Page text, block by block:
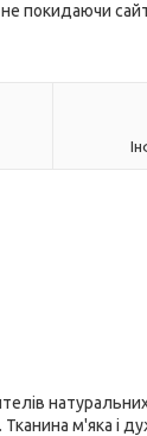
покидаючи
Тканина м'яка